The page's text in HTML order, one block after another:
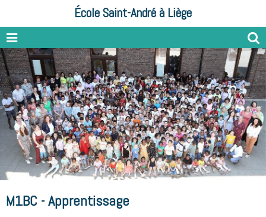
École Saint-André à Liège
M1BC - Apprentissage